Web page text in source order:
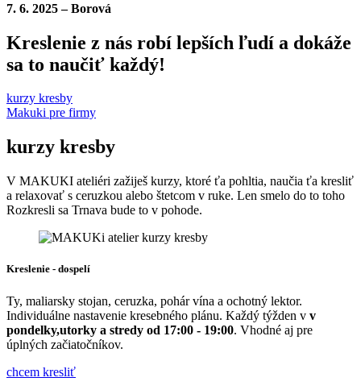
7. 6. 2025 – Borová
Kreslenie z nás robí lepších ľudí a dokáže
sa to naučiť každý!
kurzy kresby
Makuki pre firmy
kurzy kresby
V MAKUKI ateliéri zažiješ kurzy, ktoré ťa pohltia, naučia ťa kresliť
a relaxovať s ceruzkou alebo štetcom v ruke. Len smelo do to toho
Rozkresli sa Trnava bude to v pohode.
Kreslenie - dospelí
Ty, maliarsky stojan, ceruzka, pohár vína a ochotný lektor.
Individuálne nastavenie kresebného plánu. Každý týžden v v
pondelky,utorky a stredy od 17:00 - 19:00. Vhodné aj pre
úplných začiatočníkov.
chcem kresliť